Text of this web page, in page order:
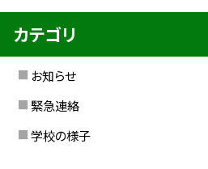
カテゴリ
お知らせ
緊急連絡
学校の様子